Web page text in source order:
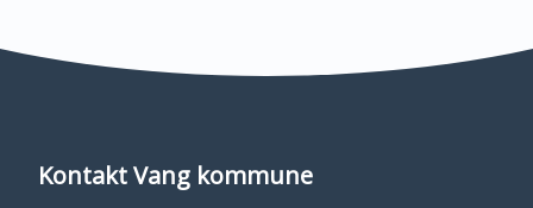
Kontakt Vang kommune